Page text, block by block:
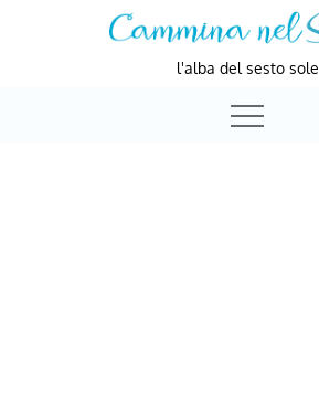
l'alba del sesto sole